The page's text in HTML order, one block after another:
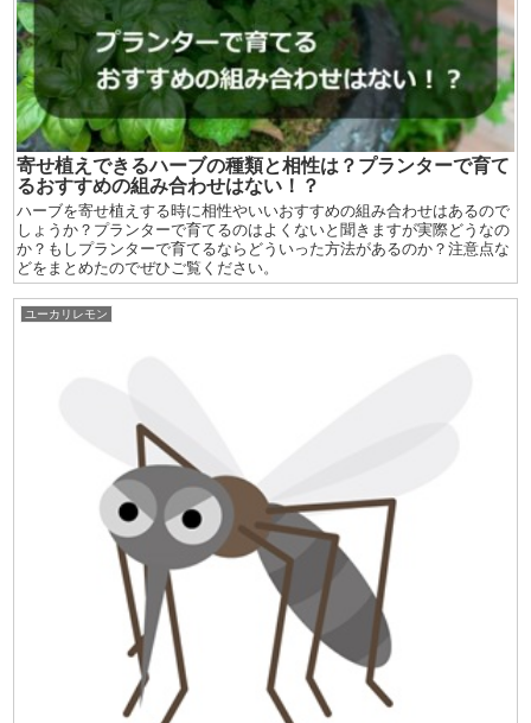
寄せ植えできるハーブの種類と相性は？プランターで育て
るおすすめの組み合わせはない！？
ハーブを寄せ植えする時に相性やいいおすすめの組み合わせはあるので
しょうか？プランターで育てるのはよくないと聞きますが実際どうなの
か？もしプランターで育てるならどういった方法があるのか？注意点な
どをまとめたのでぜひご覧ください。
ユーカリレモン